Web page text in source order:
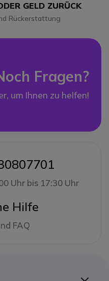
GELD ZURÜCK
Rückerstattung
Fragen?
um Ihnen zu helfen!
Uhr bis 17:30 Uhr
Hilfe
FAQ